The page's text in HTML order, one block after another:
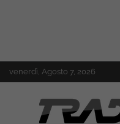
to
venerdì, Agosto 7, 2026